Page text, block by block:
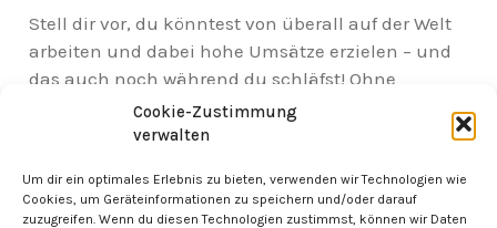
Cookie-Zustimmung
verwalten
Um dir ein optimales Erlebnis zu bieten, verwenden wir Technologien wie
Cookies, um Geräteinformationen zu speichern und/oder darauf
zuzugreifen. Wenn du diesen Technologien zustimmst, können wir Daten
Stell dir vor, du könntest von überall auf der Welt
arbeiten und dabei hohe Umsätze erzielen – und
das auch noch während du schläfst! Ohne
Vorwissen und in kürzester Zeit